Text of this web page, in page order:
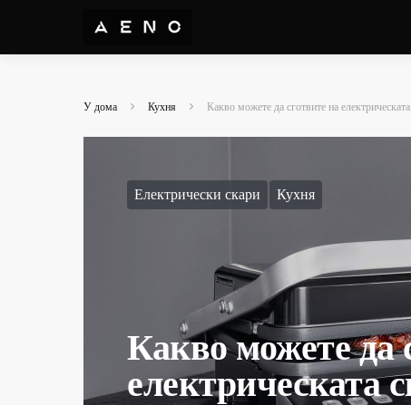
У дома Кухня Какво можете да сготвите на
Електрически скари Кухня
Какво можете да
електрическата